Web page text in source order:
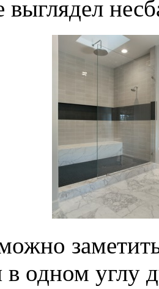
выглядел
в одном углу